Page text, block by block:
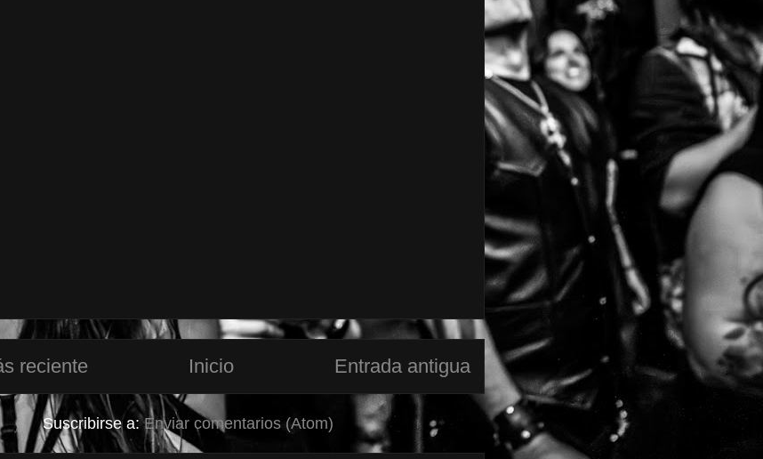
reciente Entrada antigua
Inicio
Suscribirse a:Enviar comentarios (Atom)